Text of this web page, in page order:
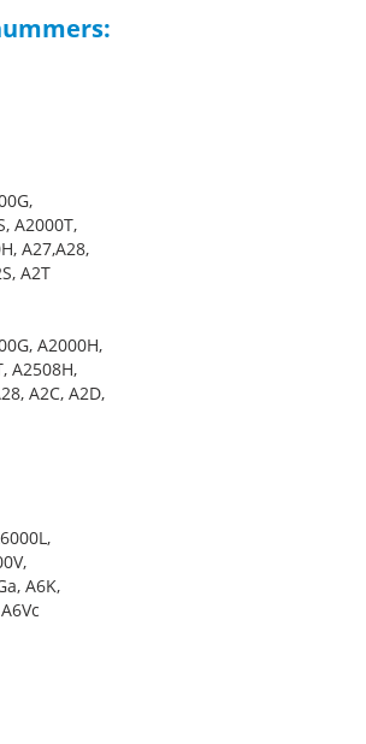
A2000T,
A27,A28,
A2T
A2000H,
A2508H,
A2C, A2D,
A6K,